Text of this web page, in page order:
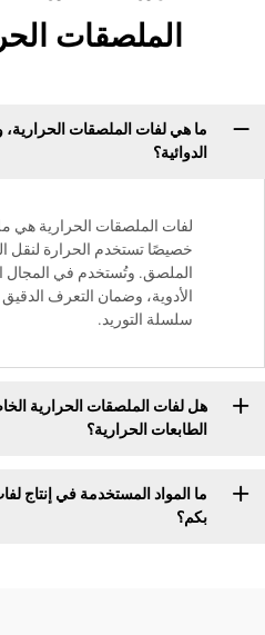
الملصقات
ما هي لفات الملصقات
الدوائية؟
لفات الملصقات الحرارية
خصيصًا تستخدم الحرارة لنقل
الملصق. وتُستخدم في المجال
الأدوية، وضمان التعرف الدقيق
سلسلة التوريد.
هل لفات الملصقات الحرارية
الطابعات الحرارية؟
ما المواد المستخدمة في إنتاج
بكم؟